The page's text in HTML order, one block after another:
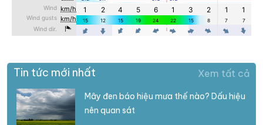
Tin tức mới nhất Xem tất cả
Mây đen báo hiệu mưa thế nào? Dấu hiệu
nên quan sát